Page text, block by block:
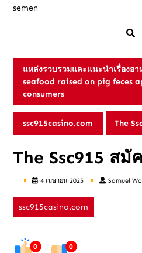
semen
แหล่งรวบรวมและแนะนำเรื่องอ
seafood raised on pig feces
consumers
ssc915casino.com The
The Ssc915 สมั
4 เมษายน 2025
Samuel
ssc915casino.com
0 0